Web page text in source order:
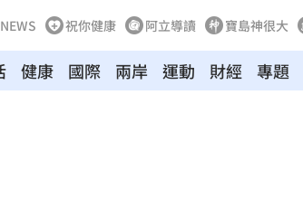
祝你健康 阿立導讀 寶島神很大
健康 國際 兩岸 運動 財經 專題